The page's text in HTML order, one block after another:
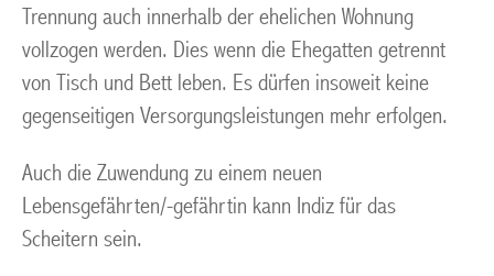
Trennung auch innerhalb der ehelichen Wohnung
vollzogen werden. Dies wenn die Ehegatten getrennt
von Tisch und Bett leben. Es dürfen insoweit keine
gegenseitigen Versorgungsleistungen mehr erfolgen.
Auch die Zuwendung zu einem neuen
Lebensgefährten/-gefährtin kann Indiz für das
Scheitern sein.